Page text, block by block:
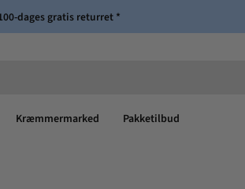
dages gratis returret *
Kræmmermarked Pakketilbud